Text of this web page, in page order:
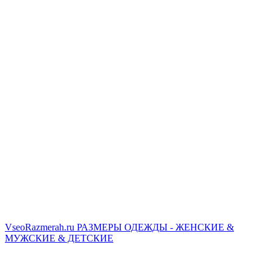
VseoRazmerah.ru РАЗМЕРЫ ОДЕЖДЫ - ЖЕНСКИЕ &
МУЖСКИЕ & ДЕТСКИЕ